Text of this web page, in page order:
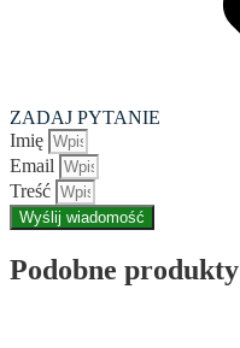
ZADAJ PYTANIE
Imię
Email
Treść
Wyślij wiadomość
Podobne produkty